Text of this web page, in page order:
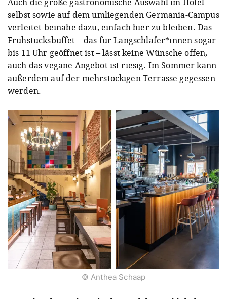
selbst sowie auf dem umliegenden Germania-Campus
verleitet beinahe dazu, einfach hier zu bleiben. Das
Frühstücksbuffet – das für Langschläfer*innen sogar
bis 11 Uhr geöffnet ist – lässt keine Wünsche offen,
auch das vegane Angebot ist riesig. Im Sommer kann
außerdem auf der mehrstöckigen Terrasse gegessen
werden.
© Anthea Schaap